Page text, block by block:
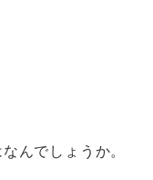
んでしょうか。